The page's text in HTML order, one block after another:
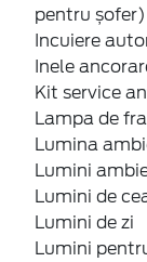
pentru șofer)
Incuiere
Inele
Kit service
Lampa de
Lumina
Lumini
Lumini de
Lumini de zi
Lumini